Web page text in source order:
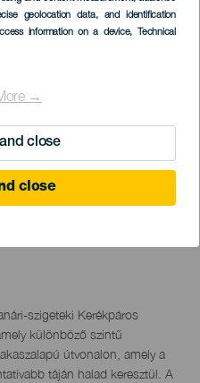
geolocation data, and identification
information on a device, Technical
→
close
close
szigeteki Kerékpáros
különböző szintű
útvonalon, amely a
táján halad keresztül. A